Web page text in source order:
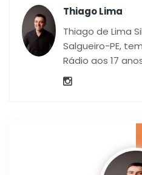
Thiago Lima
Thiago de Lima
Salgueiro-PE,
Rádio aos 17